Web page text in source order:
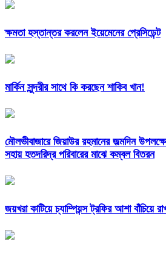
ক্ষমতা হস্তান্তর করলেন ইয়েমেনের প্রেসিডেন্ট
মার্কিন সুন্দরীর সাথে কি করছেন শাকিব খান!
মৌলভীবাজারে জিয়াউর রহমানের জল্মদিন
সহায় হতদরিদ্র পরিবারের মাঝে কম্বল বিতরন
জয়খরা কাটিয়ে চ্যাম্পিয়ন্স ট্রফির আশা বাঁচিয়ে